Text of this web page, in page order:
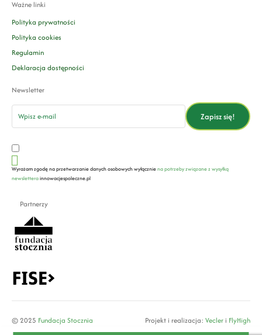
Ważne linki
Polityka prywatności
Polityka cookies
Regulamin
Deklaracja dostępności
Newsletter
email
Zapisz się!
Wyrażam zgodę na przetwarzanie danych osobowych wyłączniena potrzeby związane z wysyłką
newsletterainnowacjespoleczne.pl
Partnerzy
© 2025 Fundacja Stocznia Projekt i realizacja: Vecler i FlyHigh